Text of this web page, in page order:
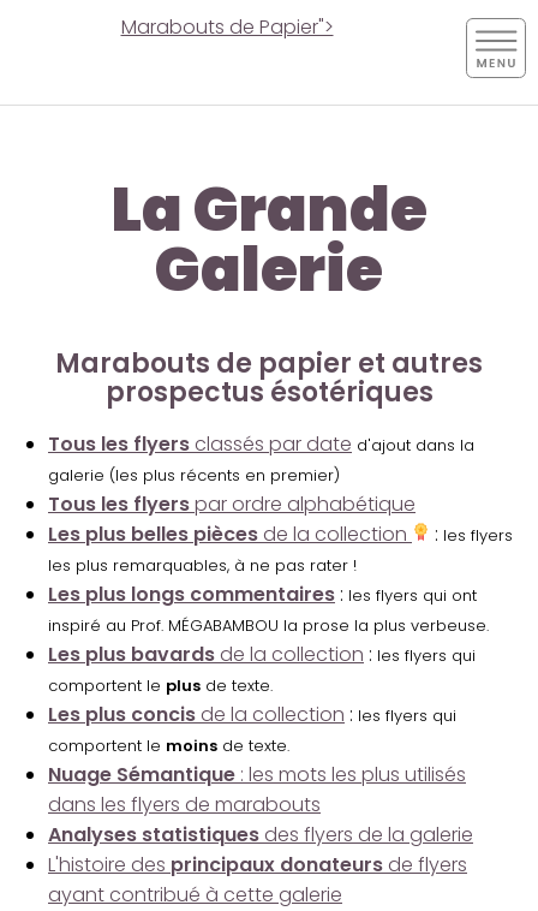
Marabouts de Papier">
La Grande
Galerie
Marabouts de papier et autres
prospectus ésotériques
Tous les flyers classés par date d'ajout dans la
galerie (les plus récents en premier)
Tous les flyerspar ordre alphabétique
Les plus belles pièces de la collection : les flyers
les plus remarquables, à ne pas rater !
Les plus longs commentaires : les flyers qui ont
inspiré au Prof. MÉGABAMBOU la prose la plus verbeuse.
Les plus bavards de la collection : les flyers qui
comportent le plus de texte.
Les plus concis de la collection : les flyers qui
comportent le moins de texte.
Nuage Sémantique : les mots les plus utilisés
dans les flyers de marabouts
Analyses statistiques des flyers de la galerie
L'histoire des principaux donateurs de flyers
ayant contribué à cette galerie